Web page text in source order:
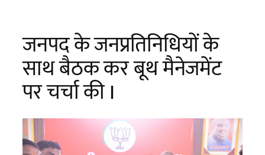
जनपद के जनप्रतिनिधियों के
साथ बैठक कर बूथ मैनेजमेंट
पर चर्चा की I